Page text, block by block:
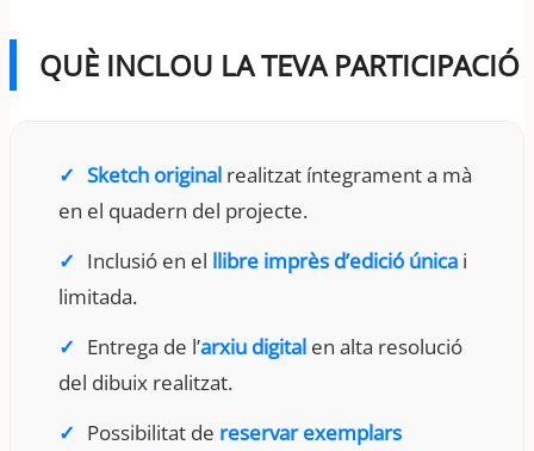
QUÈ INCLOU LA TEVA PARTICIPACIÓ
Sketch original realitzat íntegrament a mà
en el quadern del projecte.
Inclusió en el llibre imprès d’edició única i
limitada.
Entrega de l’arxiu digital en alta resolució
del dibuix realitzat.
Possibilitat de reservar exemplars